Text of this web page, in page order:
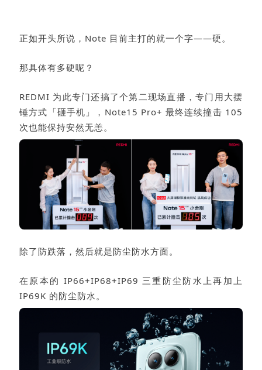
正如开头所说，Note 目前主打的就一个字——硬。
那具体有多硬呢？
REDMI 为此专门还搞了个第二现场直播，专门用大摆
锤方式「砸手机」，Note15 Pro+ 最终连续撞击 105
次也能保持安然无恙。
除了防跌落，然后就是防尘防水方面。
在原本的 IP66+IP68+IP69 三重防尘防水上再加上
IP69K 的防尘防水。